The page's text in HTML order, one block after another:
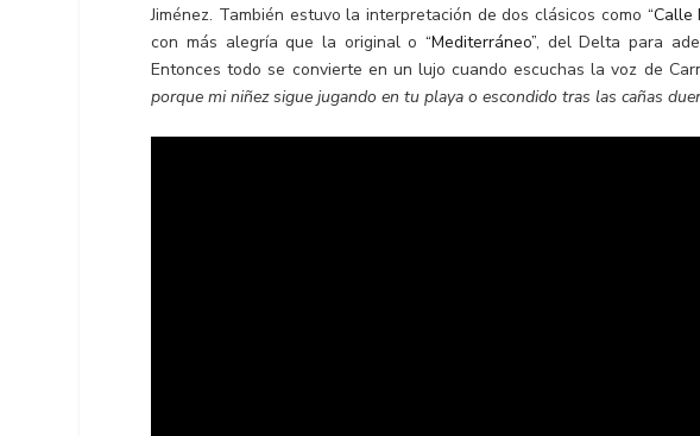
Jiménez. También estuvo la interpretación de dos clásicos como “Calle
con más alegría que la original o “Mediterráneo”, del Delta para
Entonces todo se convierte en un lujo cuando escuchas la voz de
porque mi niñez sigue jugando en tu playa o escondido tras las cañas